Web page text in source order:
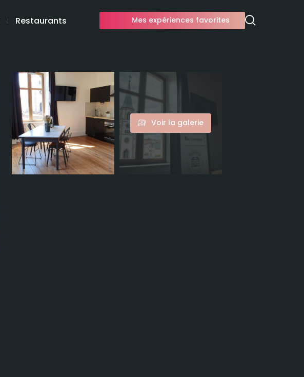
Restaurants Mes expériences favorites
Voir la galerie